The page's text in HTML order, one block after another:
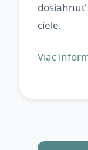
dosiahnuť